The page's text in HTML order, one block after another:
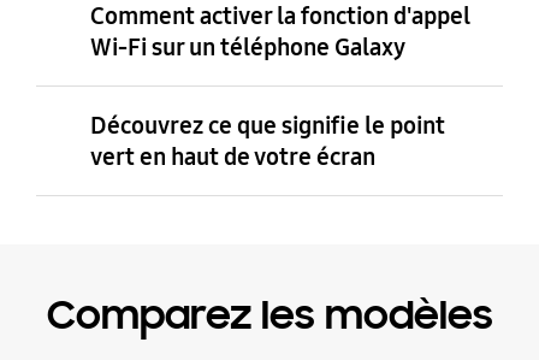
Comment activer la fonction d'appel
Wi-Fi sur un téléphone Galaxy
Découvrez ce que signifie le point
vert en haut de votre écran
Comparez les modèles